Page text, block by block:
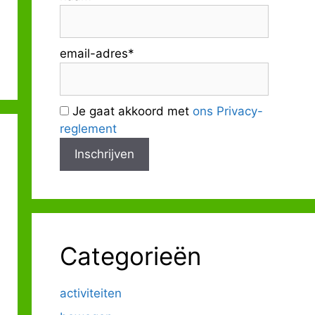
Outlook Live
email-adres*
Je gaat akkoord met ons Privacy-
reglement
Categorieën
activiteiten